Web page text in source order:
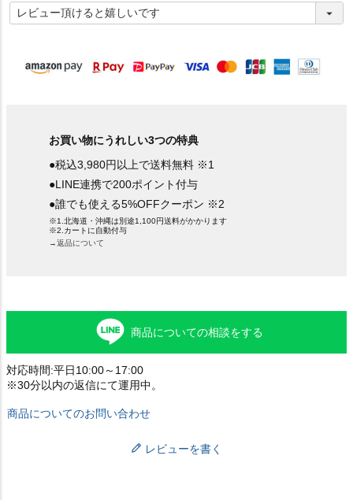
必
須
お買い物にうれしい3つの特典
●税込3,980円以上で送料無料 ※1
●LINE連携で200ポイント付与
●誰でも使える5%OFFクーポン ※2
※1.北海道・沖縄は別途1,100円送料がかかります
※2.カートに自動付与
→返品について
商品についての相談をする
対応時間:平日10:00～17:00
※30分以内の返信にて運用中。
商品についてのお問い合わせ
レビューを書く